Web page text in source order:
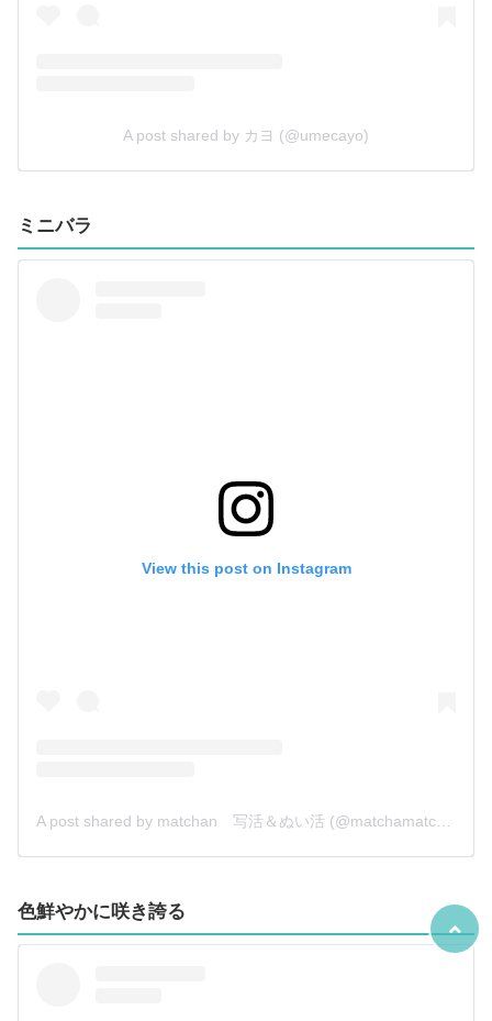
A post shared by カヨ (@umecayo)
ミニバラ
View this post on Instagram
色鮮やかに咲き誇る